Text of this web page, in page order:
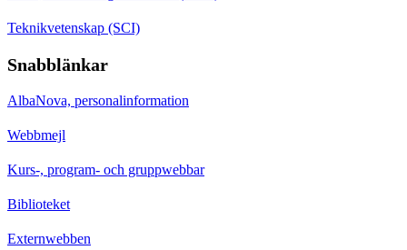
Teknikvetenskap (SCI)
Snabblänkar
AlbaNova, personalinformation
Webbmejl
Kurs-, program- och gruppwebbar
Biblioteket
Externwebben